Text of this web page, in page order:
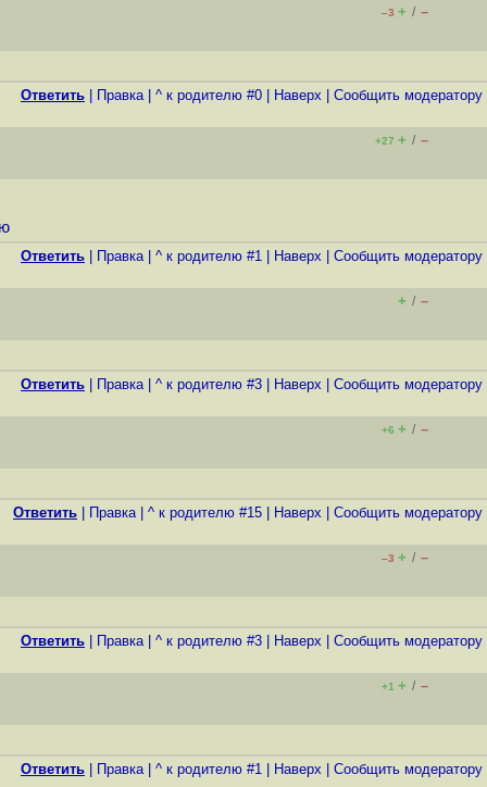
–3 + / –
Ответить Правка| ^ к родителю #0 Наверх Cообщить модератору
+27 + / –
Ответить Правка| ^ к родителю #1 Наверх Cообщить модератору
+ / –
Ответить Правка| ^ к родителю #3 Наверх Cообщить модератору
+6 + / –
Ответить Правка| ^ к родителю #15 Наверх Cообщить модератору
–3 + / –
Ответить Правка| ^ к родителю #3 Наверх Cообщить модератору
+1 + / –
Ответить Правка| ^ к родителю #1 Наверх Cообщить модератору